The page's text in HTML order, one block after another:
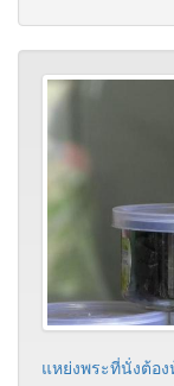
แหย่งพระที่นั่งต้อง